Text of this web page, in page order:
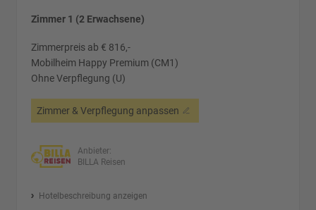
Zimmer 1 (2 Erwachsene)
Zimmerpreis ab € 816,-
Mobilheim Happy Premium (CM1)
Ohne Verpflegung (U)
Zimmer & Verpflegung anpassen
Anbieter:
BILLA Reisen
Hotelbeschreibung anzeigen